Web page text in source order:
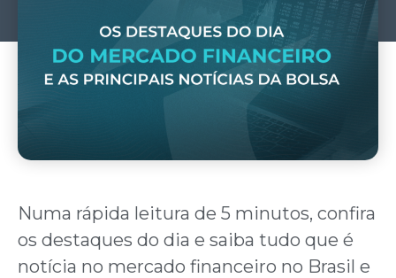
Numa rápida leitura de 5 minutos, confira
os destaques do dia e saiba tudo que é
notícia no mercado financeiro no Brasil e